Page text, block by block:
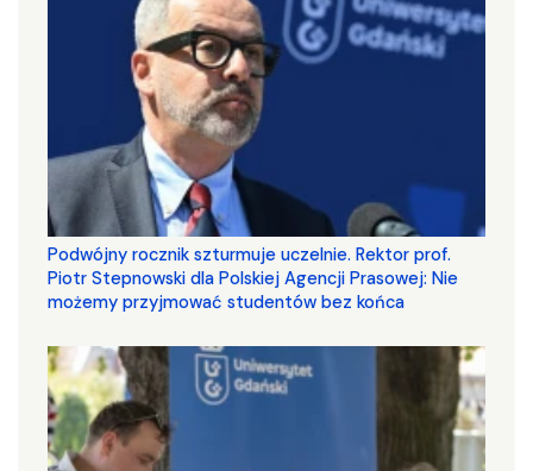
Podwójny rocznik szturmuje uczelnie. Rektor prof.
Piotr Stepnowski dla Polskiej Agencji Prasowej: Nie
możemy przyjmować studentów bez końca